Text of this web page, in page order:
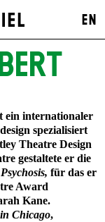
EN
ein internationaler
spezialisiert
Theatre Design
gestaltete er die
Psychosis, für das er
Award
Kane.
in Chicago,